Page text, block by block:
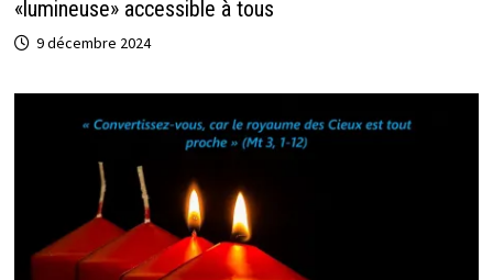
«lumineuse» accessible à tous
9 décembre 2024